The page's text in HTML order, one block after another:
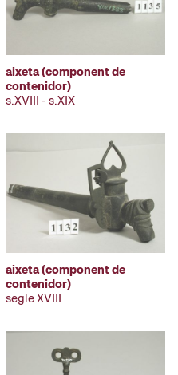
aixeta (component de
contenidor)
s.XVIII - s.XIX
aixeta (component de
contenidor)
segle XVIII